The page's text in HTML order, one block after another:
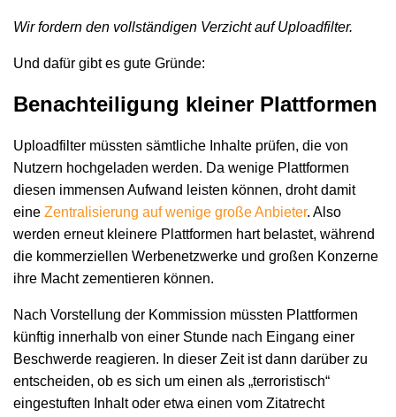
Wir fordern den vollständigen Verzicht auf Uploadfilter.
Und dafür gibt es gute Gründe:
Benachteiligung kleiner Plattformen
Uploadfilter müssten sämtliche Inhalte prüfen, die von
Nutzern hochgeladen werden. Da wenige Plattformen
diesen immensen Aufwand leisten können, droht damit
eine Zentralisierung auf wenige große Anbieter. Also
werden erneut kleinere Plattformen hart belastet, während
die kommerziellen Werbenetzwerke und großen Konzerne
ihre Macht zementieren können.
Nach Vorstellung der Kommission müssten Plattformen
künftig innerhalb von einer Stunde nach Eingang einer
Beschwerde reagieren. In dieser Zeit ist dann darüber zu
entscheiden, ob es sich um einen als „terroristisch“
eingestuften Inhalt oder etwa einen vom Zitatrecht